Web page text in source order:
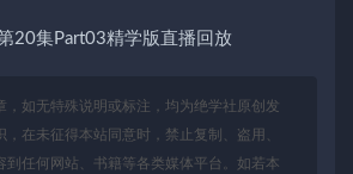
20集Part03精学版直播回放
，如无特殊说明或标注，均为绝学社原创发
，在未征得本站同意时，禁止复制、盗用、
到任何网站、书籍等各类媒体平台。如若本